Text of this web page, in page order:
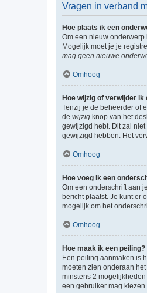
Vragen in verband
Hoe plaats ik een
Om een nieuw
Mogelijk moet je je
mag geen nieuwe
Omhoog
Hoe wijzig of verwijder ik
Tenzij je de beheerder of
de wijzig knop van het
gewijzigd hebt. Dit zal
gewijzigd hebben. Het
Omhoog
Hoe voeg ik een
Om een onderschrift aan
bericht plaatst. Je kunt er
mogelijk om het
Omhoog
Hoe maak ik een peiling?
Een peiling aanmaken is
moeten zien onderaan
minstens 2
een gebruiker mag